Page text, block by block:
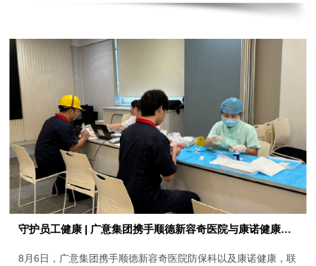
守护员工健康 | 广意集团携手顺德新容奇医院与康诺健康共筑员工护肝健康防线
8月6日，广意集团携手顺德新容奇医院防保科以及康诺健康，联